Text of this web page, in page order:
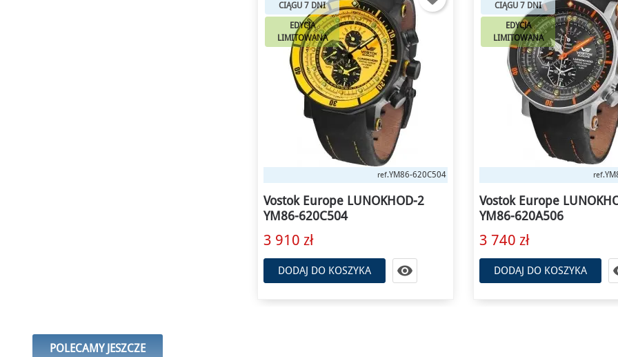
CIĄGU 7 DNI
EDYCJA
LIMITOWANA
ref.YM86-620C504
Vostok Europe LUNOKHOD-2
YM86-620C504
3 910 zł
DODAJ DO KOSZYKA 
CIĄGU 7 DNI
EDYCJA
LIMITOWANA
ref.
Vostok Europe
YM86-620A506
3 740 zł
DODAJ DO KOSZYKA
POLECAMY JESZCZE